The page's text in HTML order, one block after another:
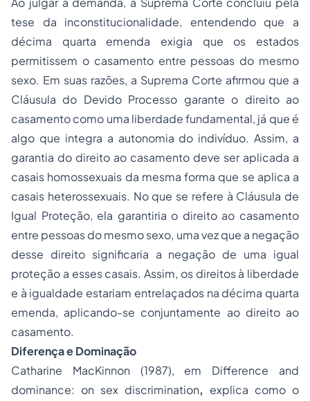
tese da inconstitucionalidade, entendendo que a
décima quarta emenda exigia que os estados
permitissem o casamento entre pessoas do mesmo
sexo. Em suas razões, a Suprema Corte afirmou que a
Cláusula do Devido Processo garante o direito ao
casamento como uma liberdade fundamental, já que é
algo que integra a autonomia do indivíduo. Assim, a
garantia do direito ao casamento deve ser aplicada a
casais homossexuais da mesma forma que se aplica a
casais heterossexuais. No que se refere à Cláusula de
Igual Proteção, ela garantiria o direito ao casamento
entre pessoas do mesmo sexo, uma vez que a negação
desse direito significaria a negação de uma igual
proteção a esses casais. Assim, os direitos à liberdade
e à igualdade estariam entrelaçados na décima quarta
emenda, aplicando-se conjuntamente ao direito ao
casamento.
Diferença e Dominação
Catharine MacKinnon (1987), em Difference and
dominance: on sex discrimination, explica como o